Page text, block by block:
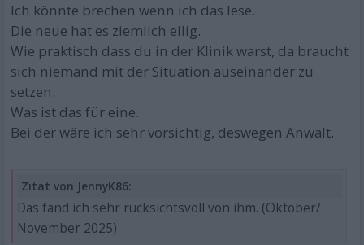
Ich könnte brechen wenn ich das lese.
Die neue hat es ziemlich eilig.
Wie praktisch dass du in der Klinik warst, da braucht
sich niemand mit der Situation auseinander zu
setzen.
Was ist das für eine.
Bei der wäre ich sehr vorsichtig, deswegen Anwalt.
Zitat von JennyK86:
Das fand ich sehr rücksichtsvoll von ihm. (Oktober/
November 2025)